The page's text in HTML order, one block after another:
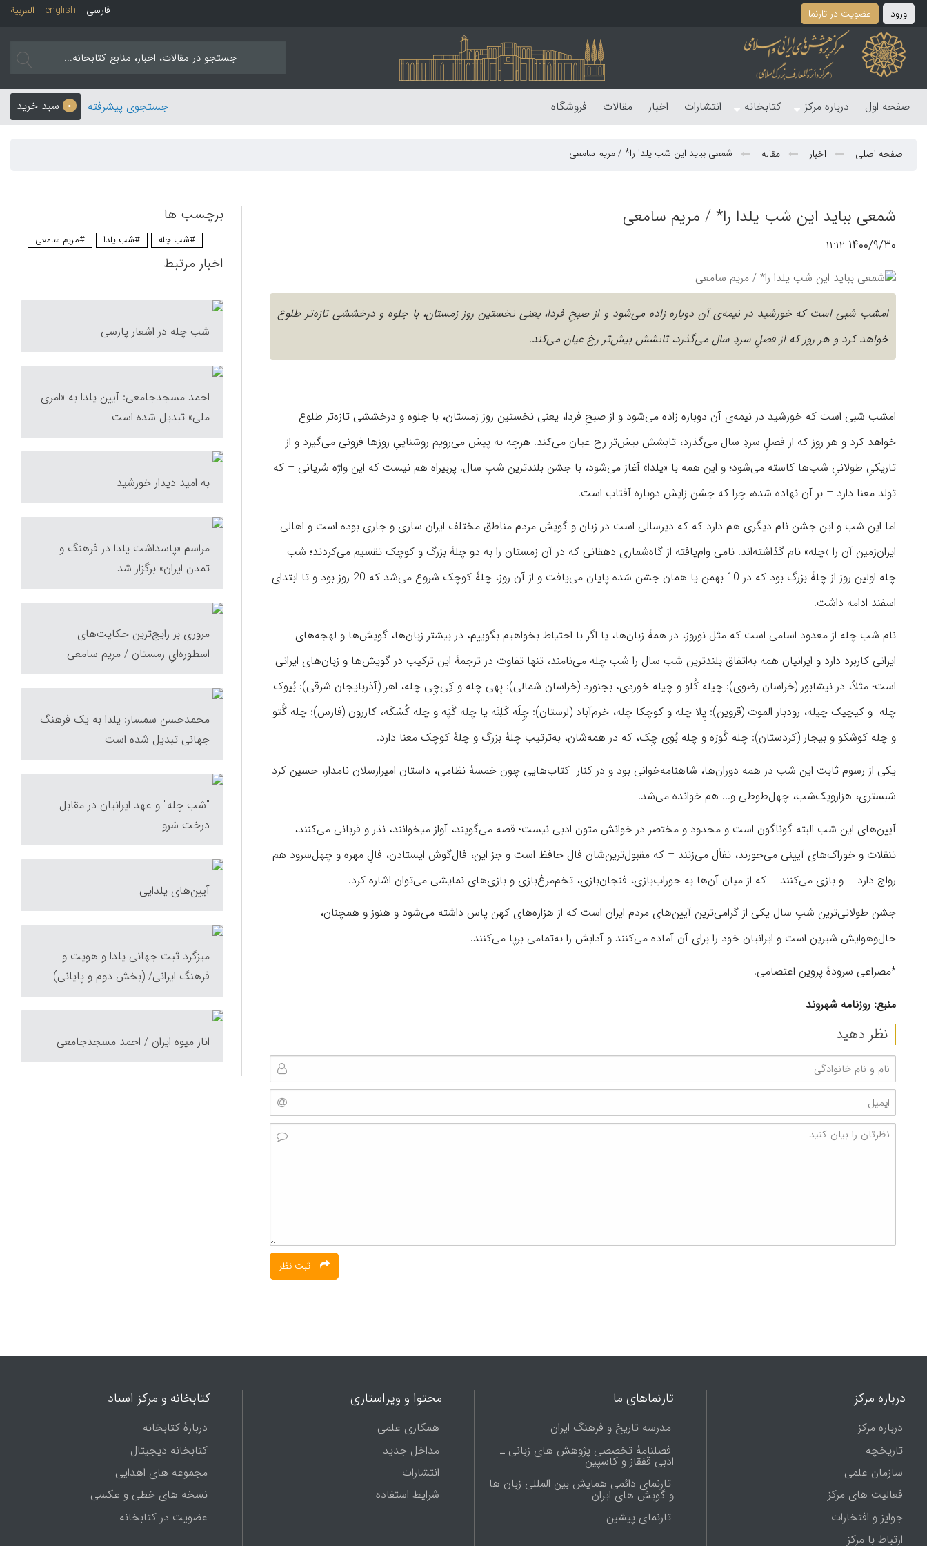
ورود عضویت در تارنما العربیة english فارسی
صفحه اول درباره مرکز کتابخانه انتشارات اخبار مقالات فروشگاه 0 سبد خرید جستجوی پیشرفته
صفحه اصلی اخبار مقاله شمعی بباید این شب یلدا را* / مریم سامعی
شمعی بباید این شب یلدا را* / مریم سامعی
1400/9/30 ۱۱:۱۲
امشب شبی است که خورشید در نیمه‌ی آن دوباره زاده می‌شود و از صبحِ فردا، یعنی نخستین روز زمستان، با جلوه و درخششی تازه‌تر طلوع
خواهد کرد و هر روز که از فصلِ سردِ سال می‌گذرد، تابشش بیش‌تر رخ‌ عیان می‌کند.
امشب شبی است که خورشید در نیمه‌ی آن دوباره زاده می‌شود و از صبحِ فردا، یعنی نخستین روز زمستان، با جلوه و درخششی تازه‌تر طلوع
خواهد کرد و هر روز که از فصلِ سردِ سال می‌گذرد، تابشش بیش‌تر رخ‌ عیان می‌کند. هرچه به پیش می‌رویم روشناییِ روزها فزونی می‌گیرد و از
تاریکیِ طولانیِ شب‌ها کاسته می‌شود؛ و این همه با «یلدا» آغاز می‌شود، با جشن بلندترین شبِ سال. پربیراه هم نیست که این واژه سُریانی – که
تولد معنا دارد – بر آن نهاده شده، چرا که جشن زایش دوباره آفتاب است.
اما این شب و این جشن نام دیگری هم دارد که که دیرسالی است در زبان و گویش مردم مناطق مختلف ایران ساری و جاری بوده است و اهالی
ایران‌زمین آن را «چله» نام گذاشته‌اند. نامی وام‌یافته از گاه‌شماری دهقانی که در آن زمستان را به دو چلۀ بزرگ و کوچک تقسیم می‌کردند؛ شب
چله اولین روز از چلۀ بزرگ بود که در 10 بهمن یا همان جشن سَده پایان می‌یافت و از آن روز، چلۀ کوچک شروع می‌شد که 20 روز بود و تا ابتدای
اسفند ادامه داشت.
نام شب چله از معدود اسامی است که مثل نوروز، در همۀ زبان‌ها، یا اگر با احتیاط بخواهیم بگوییم، در بیشتر زبان‌ها، گویش‌ها و لهجه‌های
ایرانی کاربرد دارد و ایرانیان همه به‌اتفاق بلندترین شب سال را شب چله می‌نامند، تنها تفاوت در ترجمۀ این ترکیب در گویش‌ها و زبان‌های ایرانی
است؛ مثلاً، در نیشابور (خراسان رضوی): چیله کُلو و چیله خوردی، بجنورد (خراسان شمالی): بِهی چله و کِی‌چِی چله، اهر (آذربایجان شرقی): بُیوک
چله و کیچیک چیله، رودبار الموت (قزوین): پِلا چله و کوچکا چله، خرم‌آباد (لرستان): چِلَه کَلِنَه یا چله گَپَه و چله کُشکَه، کازرون (فارس): چله گُتو
و چله کوشکو و بیجار (کردستان): چله گَورَه و چله بُوی چِک، که در همه‌شان، به‌ترتیب چلۀ بزرگ و چلۀ کوچک معنا دارد.
یکی از رسوم ثابت این شب در همه دوران‌ها، شاهنامه‌خوانی بود و در کنار کتاب‌هایی چون خمسۀ نظامی، داستان امیرارسلان نامدار، حسین کرد
شبستری، هزارویک‌شب، چهل‌طوطی و... هم خوانده می‌شد.
آیین‌های این شب البته گوناگون است و محدود و مختصر در خوانش متون ادبی نیست؛ قصه می‌گویند، آواز می‎خوانند، نذر و قربانی می‌کنند،
تنقلات و خوراک‌های آیینی می‌خورند، تفأل می‌زنند – که مقبول‌ترین‌شان فال حافظ است و جز این، فال‌گوش ایستادن، فالِ مهره و چهل‌سرود هم
رواج دارد – و بازی می‌کنند – که از میان آن‌‌ها به جوراب‌بازی، فنجان‌بازی، تخم‌مرغ‌بازی و بازی‌های نمایشی می‌توان اشاره کرد.
جشن طولانی‌ترین شبِ سال یکی از گرامی‌ترین آیین‌های مردم ایران است که از هزاره‌های کهن پاس داشته می‌شود و هنوز و همچنان،
حال‌وهوایش شیرین است و ایرانیان خود را برای آن آماده می‌کنند و آدابش را به‌تمامی برپا می‌کنند.
*مصراعی سرودۀ پروین اعتصامی.
منبع: روزنامه شهروند
نظر دهید
برچسب ها
#شب چله #شب یلدا #مریم سامعی
اخبار مرتبط
شب چله در اشعار پارسی
احمد مسجدجامعی: آیین یلدا به «امری
ملی» تبدیل شده است
به امید دیدار خورشید
مراسم «پاسداشت یلدا در فرهنگ و
تمدن ایران» برگزار شد
مروری بر رایج‌ترین حکایت‌های
اسطوره‌ایِ زمستان / مریم سامعی
محمدحسن سمسار: یلدا به یک فرهنگ
جهانی تبدیل شده است
"شب چله" و عهد ایرانیان در مقابل
درخت سَرو
آیین‌های یلدایی
میزگرد ثبت جهانی یلدا و هویت و
فرهنگ ایرانی/ (بخش دوم و پایانی)
انار میوه ایران / احمد مسجدجامعی
درباره مرکز
درباره مرکز
تاریخچه
سازمان علمی
فعالیت های مرکز
جوایز و افتخارات
ارتباط با مرکز
تارنماهای ما
مدرسه تاریخ و فرهنگ ایران
فصلنامۀ تخصصی پژوهش های زبانی ـ
ادبی قفقاز و کاسپین
تارنمای دائمی همایش بین المللی زبان ها
و گویش های ایران
تارنماى پيشين
محتوا و ویراستاری
همکاری علمی
مداخل جدید
انتشارات
شرایط استفاده
کتابخانه و مرکز اسناد
دربارۀ کتابخانه
کتابخانه دیجیتال
مجموعه های اهدایی
نسخه های خطی و عکسی
عضویت در کتابخانه